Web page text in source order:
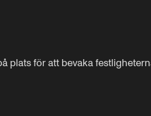
plats för att bevaka